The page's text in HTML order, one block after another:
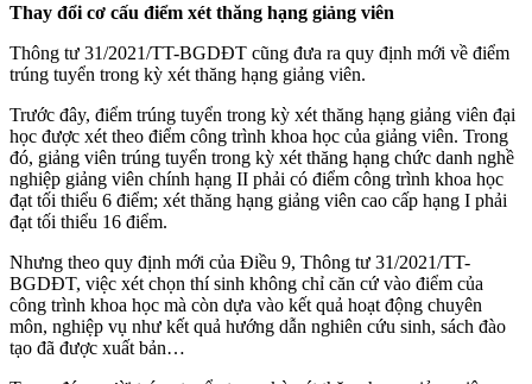
Thay đổi cơ cấu điểm xét thăng hạng giảng viên
Thông tư 31/2021/TT-BGDĐT cũng đưa ra quy định mới về điểm
trúng tuyển trong kỳ xét thăng hạng giảng viên.
Trước đây, điểm trúng tuyển trong kỳ xét thăng hạng giảng viên đại
học được xét theo điểm công trình khoa học của giảng viên. Trong
đó, giảng viên trúng tuyển trong kỳ xét thăng hạng chức danh nghề
nghiệp giảng viên chính hạng II phải có điểm công trình khoa học
đạt tối thiểu 6 điểm; xét thăng hạng giảng viên cao cấp hạng I phải
đạt tối thiểu 16 điểm.
Nhưng theo quy định mới của Điều 9, Thông tư 31/2021/TT-
BGDĐT, việc xét chọn thí sinh không chỉ căn cứ vào điểm của
công trình khoa học mà còn dựa vào kết quả hoạt động chuyên
môn, nghiệp vụ như kết quả hướng dẫn nghiên cứu sinh, sách đào
tạo đã được xuất bản…